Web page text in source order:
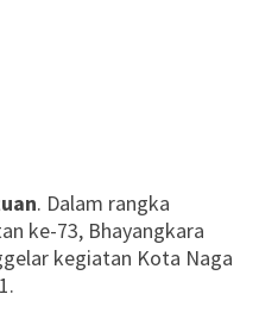
. Dalam rangka
ke-73, Bhayangkara
kegiatan Kota Naga